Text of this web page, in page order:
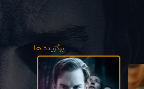
برگزیده ها